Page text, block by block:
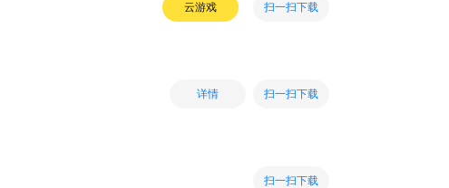
云游戏 扫一扫下载
详情 扫一扫下载
扫一扫下载